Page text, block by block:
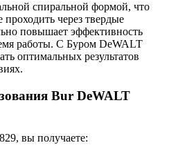
спиральной формой, что
проходить через твердые
повышает эффективность
работы. С Буром DeWALT
оптимальных результатов
Bur DeWALT
вы получаете: